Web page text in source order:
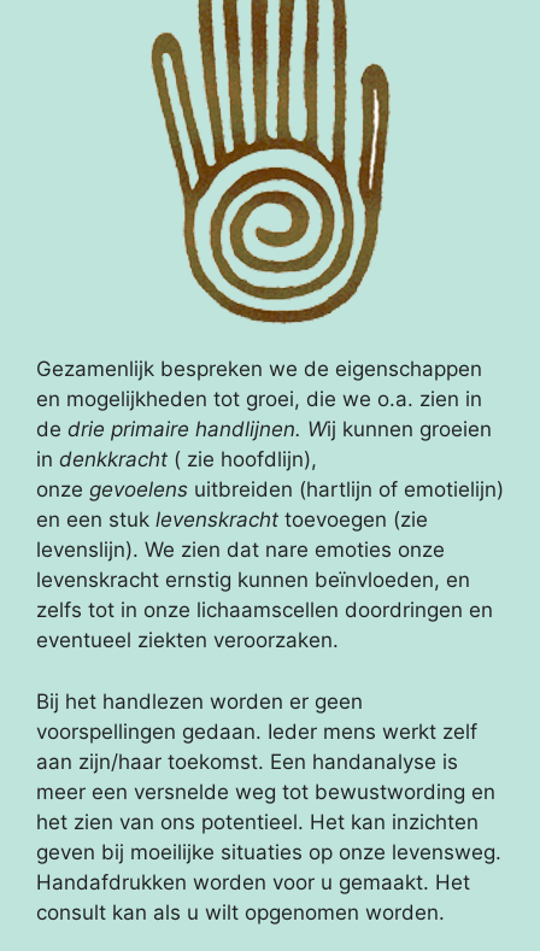
Gezamenlijk bespreken we de eigenschappen
en mogelijkheden tot groei, die we o.a. zien in
de drie primaire handlijnen. Wij kunnen groeien
in denkkracht ( zie hoofdlijn),
onze gevoelens uitbreiden (hartlijn of emotielijn)
en een stuk levenskracht toevoegen (zie
levenslijn). We zien dat nare emoties onze
levenskracht ernstig kunnen beïnvloeden, en
zelfs tot in onze lichaamscellen doordringen en
eventueel ziekten veroorzaken.
Bij het handlezen worden er geen
voorspellingen gedaan. Ieder mens werkt zelf
aan zijn/haar toekomst. Een handanalyse is
meer een versnelde weg tot bewustwording en
het zien van ons potentieel. Het kan inzichten
geven bij moeilijke situaties op onze levensweg.
Handafdrukken worden voor u gemaakt. Het
consult kan als u wilt opgenomen worden.